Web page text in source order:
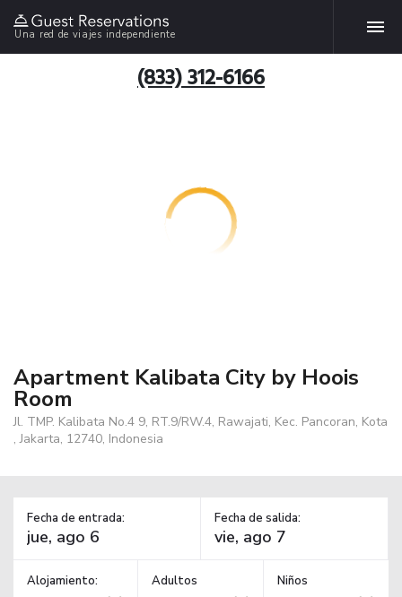
Una red de viajes independiente
(833) 312-6166
Apartment Kalibata City by Hoois
Room
Jl. TMP. Kalibata No.4 9, RT.9/RW.4, Rawajati, Kec. Pancoran, Kota
, Jakarta, 12740, Indonesia
Fecha de entrada: Fecha de salida:
Alojamiento: Adultos Niños